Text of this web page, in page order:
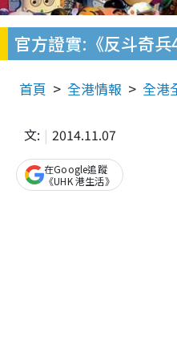
官方證實:《反斗奇
首頁 全港情報 全港
文: 2014.11.07
在Google追蹤
《UHK 港生活》